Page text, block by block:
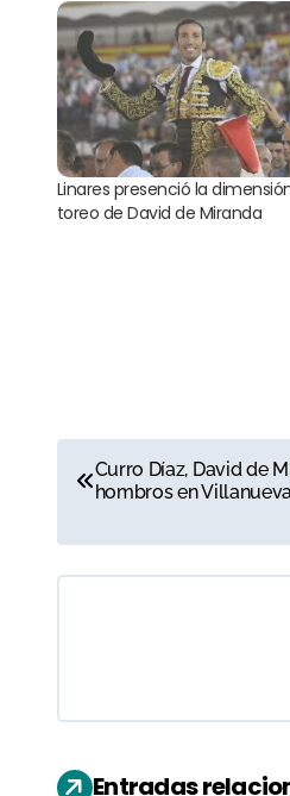
Linares presenció la
toreo de David de Miranda
N
v
a
c
Curro Díaz, David de
hombros en
Entradas